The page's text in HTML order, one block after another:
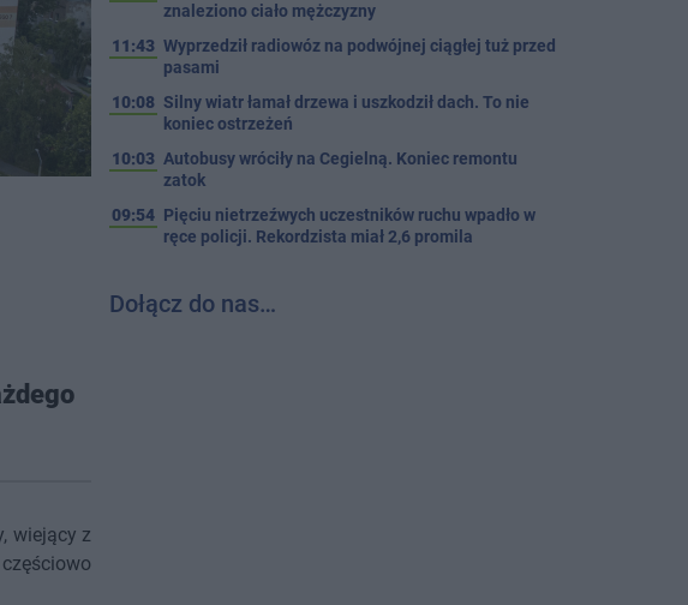
wiejący z
znaleziono ciało mężczyzny
11:43 Wyprzedził radiowóz na podwójnej ciągłej tuż przed
pasami
10:08 Silny wiatr łamał drzewa i uszkodził dach. To nie
koniec ostrzeżeń
10:03 Autobusy wróciły na Cegielną. Koniec remontu
zatok
09:54 Pięciu nietrzeźwych uczestników ruchu wpadło w
ręce policji. Rekordzista miał 2,6 promila
Dołącz do nas…